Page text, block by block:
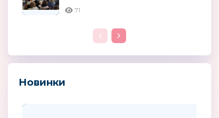
71
Новинки